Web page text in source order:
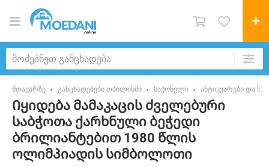
მთავარზე განცხადებები თბილისში საქონელი ანტიკვარები და
Იყიდება მამაკაცის ძველებური
საბჭოთა ქარხნული ბეჭედი
ბრილიანტებით 1980 წლის
ოლიმპიადის სიმბოლოთი